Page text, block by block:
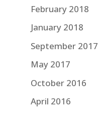
February 2018
January 2018
September 2017
May 2017
October 2016
April 2016